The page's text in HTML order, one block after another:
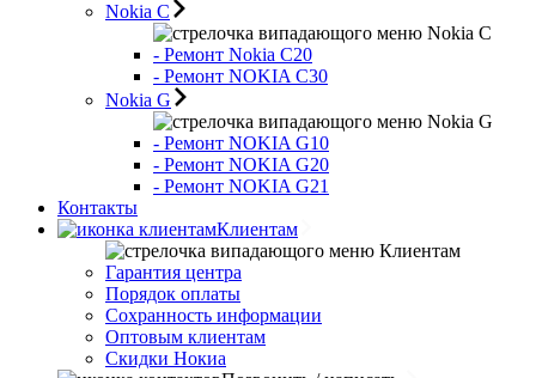
Nokia C
Nokia C
- Ремонт Nokia С20
- Ремонт NOKIA C30
Nokia G
Nokia G
- Ремонт NOKIA G10
- Ремонт NOKIA G20
- Ремонт NOKIA G21
Контакты
Клиентам
Клиентам
Гарантия центра
Порядок оплаты
Сохранность информации
Оптовым клиентам
Скидки Нокиа